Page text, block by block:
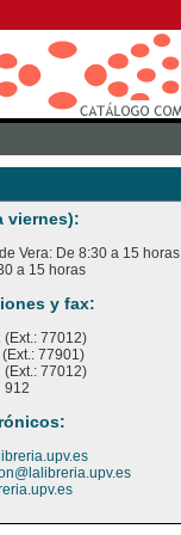
viernes):
Vera: De 8:30 a 15 horas
a 15 horas
y fax:
77012)
77901)
77012)
912